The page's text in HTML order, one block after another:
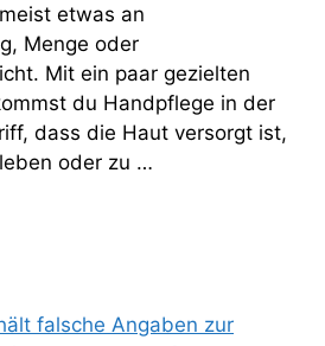
etwas an
Menge oder
Mit ein paar gezielten
du Handpflege in der
dass die Haut versorgt ist,
oder zu …